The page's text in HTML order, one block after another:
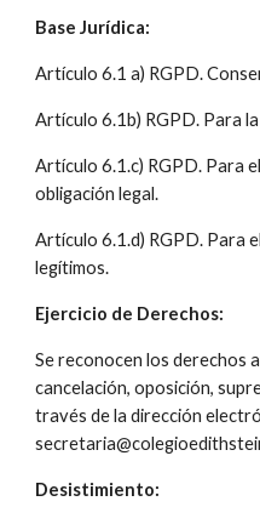
Base Jurídica:
Artículo 6.1 a) RGPD.
Artículo 6.1b) RGPD. Para
Artículo 6.1.c) RGPD. Para
obligación legal.
Artículo 6.1.d) RGPD. Para
legítimos.
Ejercicio de Derechos:
Se reconocen los derechos
cancelación, oposición,
través de la dirección
Desistimiento: